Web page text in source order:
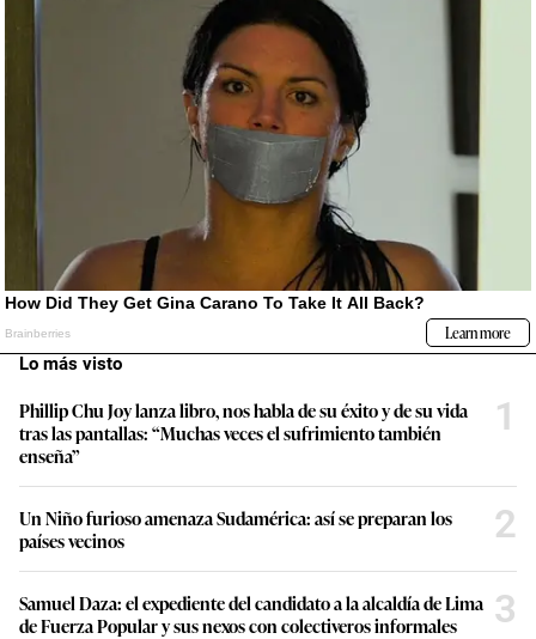
Lo más visto
Phillip Chu Joy lanza libro, nos habla de su éxito y de su vida
tras las pantallas: “Muchas veces el sufrimiento también
enseña”
1
Un Niño furioso amenaza Sudamérica: así se preparan los
países vecinos
2
Samuel Daza: el expediente del candidato a la alcaldía de Lima
de Fuerza Popular y sus nexos con colectiveros informales
3